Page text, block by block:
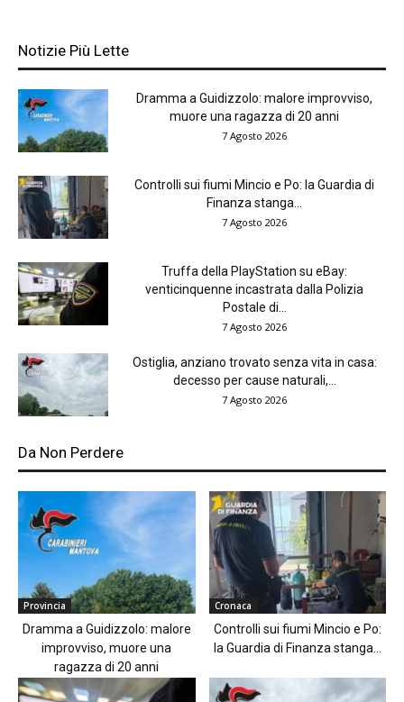
Notizie Più Lette
Dramma a Guidizzolo: malore improvviso,
muore una ragazza di 20 anni
7 Agosto 2026
Controlli sui fiumi Mincio e Po: la Guardia di
Finanza stanga...
7 Agosto 2026
Truffa della PlayStation su eBay:
venticinquenne incastrata dalla Polizia
Postale di...
7 Agosto 2026
Ostiglia, anziano trovato senza vita in casa:
decesso per cause naturali,...
7 Agosto 2026
Da Non Perdere
Provincia
Dramma a Guidizzolo: malore
improvviso, muore una
ragazza di 20 anni
Cronaca
Controlli sui fiumi Mincio e Po:
la Guardia di Finanza stanga...